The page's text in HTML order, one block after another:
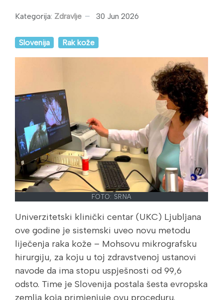
Kategorija: Zdravlje 30 Jun 2026
Slovenija Rak kože
FOTO: SRNA
Univerzitetski klinički centar (UKC) Ljubljana
ove godine je sistemski uveo novu metodu
liječenja raka kože – Mohsovu mikrografsku
hirurgiju, za koju u toj zdravstvenoj ustanovi
navode da ima stopu uspješnosti od 99,6
odsto. Time je Slovenija postala šesta evropska
zemlja koja primjenjuje ovu proceduru.